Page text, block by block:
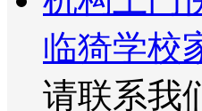
临猗学校
请联系我